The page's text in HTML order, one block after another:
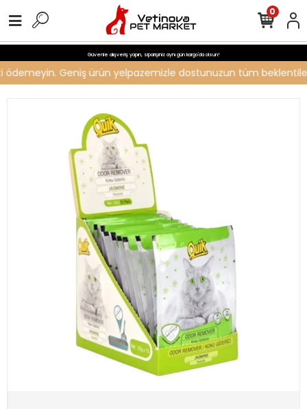
Güvenle alışveriş yapın, siparişiniz aynı gün kargo'da olsun!
Geniş ürün yelpazemizle dostunuzun tüm
0